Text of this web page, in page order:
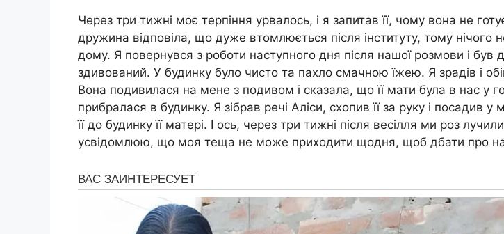
Через три тижні моє терпіння урвалось, і я запитав її, чому вона не
дружина відповіла, що дуже втомлюється після інституту, тому нічого
дому. Я повернувся з роботи наступного дня після нашої розмови і був
здивований. У будинку було чисто та пахло смачною їжею. Я зрадів і
Вона подивилася на мене з подивом і сказала, що її мати була в нас у
прибралася в будинку. Я зібрав речі Аліси, схопив її за руку і посадив у
її до будинку її матері. І ось, через три тижні після весілля ми роз
усвідомлюю, що моя теща не може приходити щодня, щоб дбати про